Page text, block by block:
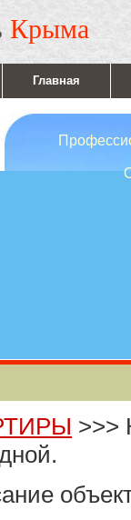
Крыма
Главная
>>>